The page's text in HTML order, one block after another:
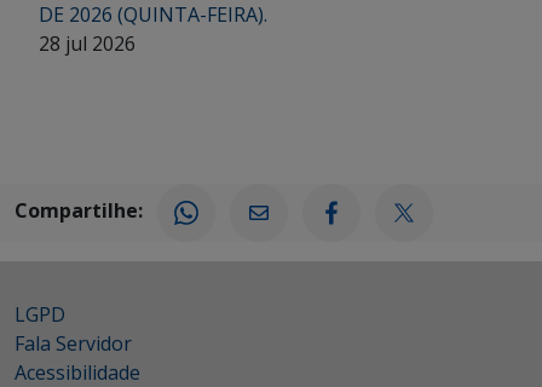
DE 2026 (QUINTA-FEIRA).
28 jul 2026
Compartilhe:
LGPD
Fala Servidor
Acessibilidade